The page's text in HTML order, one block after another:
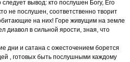
вывод: кто послушен Богу, Его
не послушен, соответственно творит
на них! Горе живущим на земле
диавол в сильной ярости, зная, что
дни и сатана с ожесточением борется
, готовых быть послушными каждому